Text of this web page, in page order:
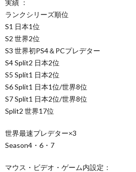
実績 ：
ランクシリーズ順位
S1 日本1位
S2 世界2位
S3 世界初PS4＆PCプレデター
S4 Split2 日本2位
S5 Split1 日本2位
S6 Split1 日本1位/世界8位
S7 Split1 日本2位/世界8位
Split2 世界17位
世界最速プレデター×3
Season4・6・7
マウス・ビデオ・ゲーム内設定：